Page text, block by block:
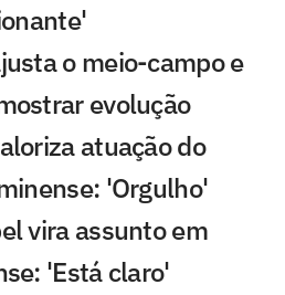
o meio-campo e
evolução
atuação do
'Orgulho'
vira assunto em
'Está claro'